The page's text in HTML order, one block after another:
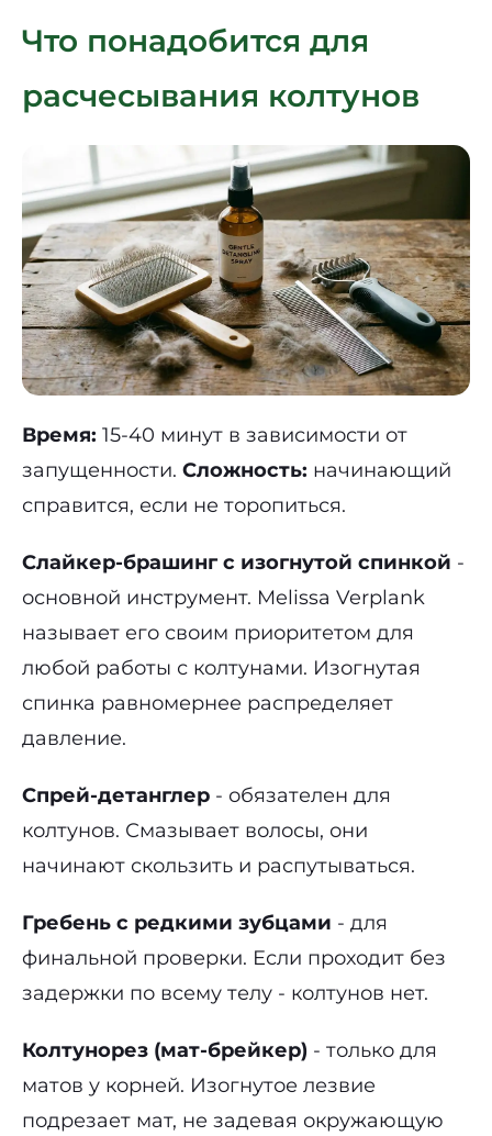
Что понадобится для
расчесывания колтунов
Время: 15-40 минут в зависимости от
запущенности. Сложность: начинающий
справится, если не торопиться.
Слайкер-брашинг с изогнутой спинкой -
основной инструмент. Melissa Verplank
называет его своим приоритетом для
любой работы с колтунами. Изогнутая
спинка равномернее распределяет
давление.
Спрей-детанглер - обязателен для
колтунов. Смазывает волосы, они
начинают скользить и распутываться.
Гребень с редкими зубцами - для
финальной проверки. Если проходит без
задержки по всему телу - колтунов нет.
Колтунорез (мат-брейкер) - только для
матов у корней. Изогнутое лезвие
подрезает мат, не задевая окружающую